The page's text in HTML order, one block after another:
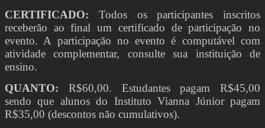
CERTIFICADO: Todos os participantes inscritos
receberão ao final um certificado de participação no
evento. A participação no evento é computável com
atividade complementar, consulte sua instituição de
ensino.
QUANTO: R$60,00. Estudantes pagam R$45,00
sendo que alunos do Instituto Vianna Júnior pagam
R$35,00 (descontos não cumulativos).